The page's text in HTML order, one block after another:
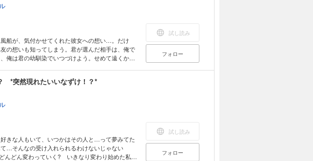
船が、気付かせてくれた彼女への想い…。だけ
の想いも知ってしまう。君が選んだ相手は、俺で
俺は君の幼馴染でいつづけよう。せめて遠くか
試し読み
フォロー
*突然現れたいいなずけ！？*
きな人もいて、いつかはその人と…って夢みてた
…そんなの受け入れられるわけないじゃない
どん変わっていく? いきなり変わり始めた私の
試し読み
フォロー